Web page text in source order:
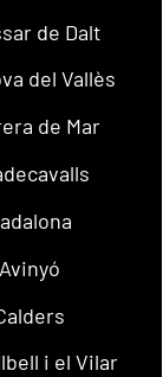
de Dalt
del Vallès
de Mar
Avinyó
i el Vilar